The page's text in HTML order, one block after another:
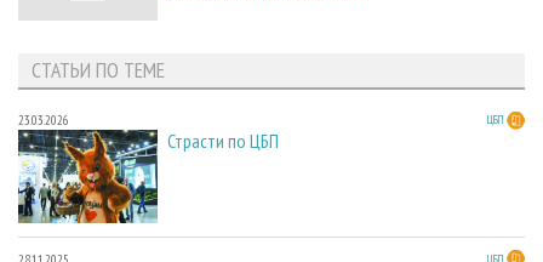
СТАТЬИ ПО ТЕМЕ
23.03.2026 ЦБП
Страсти по ЦБП
ЦБП